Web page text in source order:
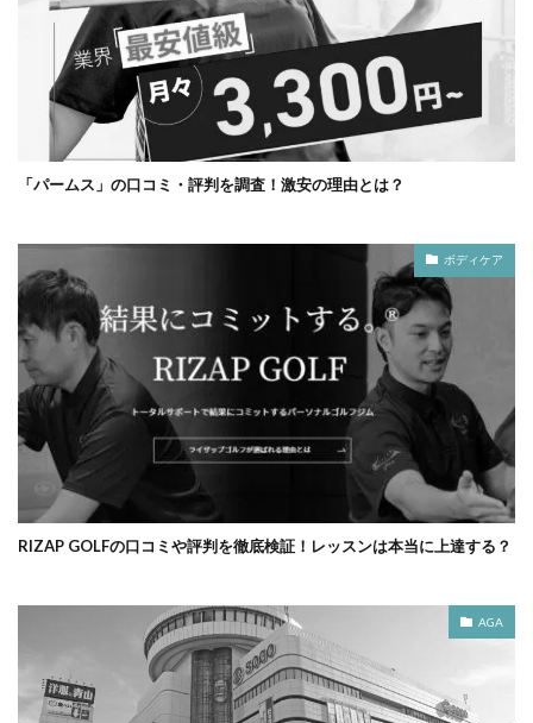
「パームス」の口コミ・評判を調査！激安の理由とは？
ボディケア
RIZAP GOLFの口コミや評判を徹底検証！レッスンは本当に上達する？
AGA